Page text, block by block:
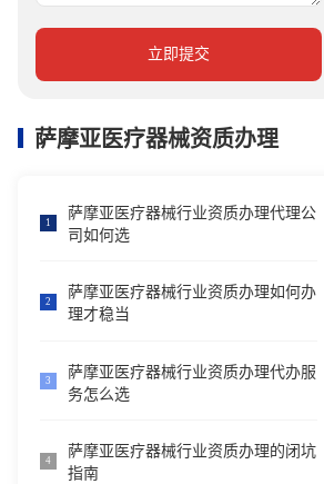
立即提交
萨摩亚医疗器械资质办理
1
萨摩亚医疗器械行业资质办理代理公
司如何选
2
萨摩亚医疗器械行业资质办理如何办
理才稳当
3
萨摩亚医疗器械行业资质办理代办服
务怎么选
4
萨摩亚医疗器械行业资质办理的闭坑
指南